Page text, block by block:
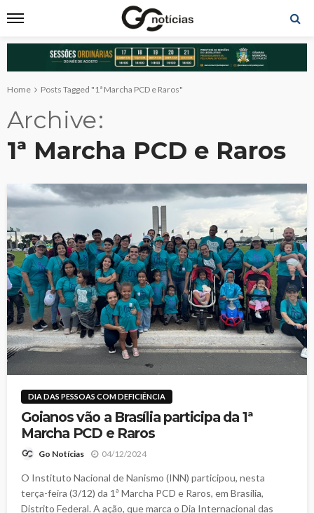
Home Posts Tagged "1ª Marcha PCD e Raros"
Archive
1ª Marcha PCD e Raros
DIA DAS PESSOAS COM DEFICIÊNCIA
Goianos vão a Brasília participa da 1ª
Marcha PCD e Raros
Go Notícias 04/12/2024
O Instituto Nacional de Nanismo (INN) participou, nesta
terça-feira (3/12) da 1ª Marcha PCD e Raros, em Brasília,
Distrito Federal. A ação, que marca o Dia Internacional das